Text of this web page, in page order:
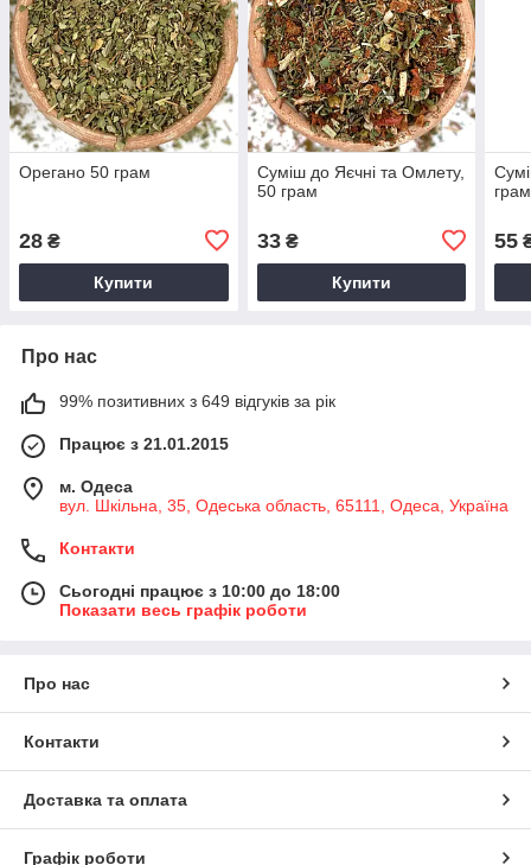
Орегано 50 грам
28 ₴
Купити
Суміш до Яєчні та Омлету,
50 грам
33₴
Купити
55
Про нас
99% позитивних з 649 відгуків за рік
Працює з 21.01.2015
м. Одеса
вул. Шкільна, 35, Одеська область, 65111, Одеса, Україна
Контакти
Сьогодні працює з 10:00 до 18:00
Показати весь графік роботи
Про нас
Контакти
Доставка та оплата
Графік роботи